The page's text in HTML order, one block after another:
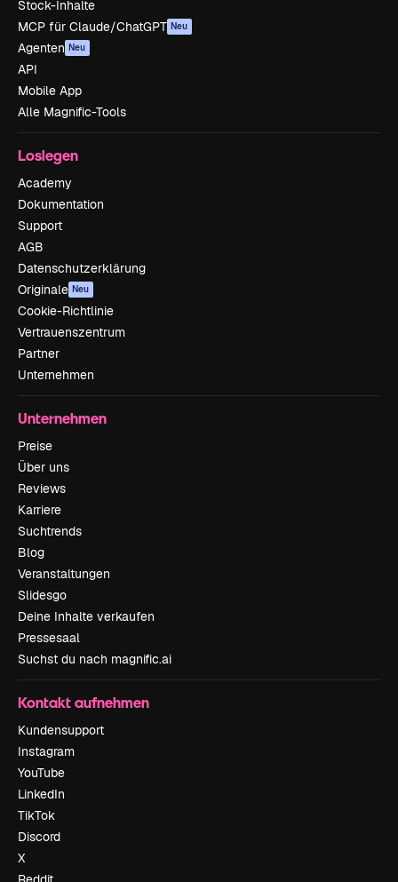
Stock-Inhalte
MCP für Claude/ChatGPT Neu
Agenten Neu
API
Mobile App
Alle Magnific-Tools
Loslegen
Academy
Dokumentation
Support
AGB
Datenschutzerklärung
Originale Neu
Cookie-Richtlinie
Vertrauenszentrum
Partner
Unternehmen
Unternehmen
Preise
Über uns
Reviews
Karriere
Suchtrends
Blog
Veranstaltungen
Slidesgo
Deine Inhalte verkaufen
Pressesaal
Suchst du nach magnific.ai
Kontakt aufnehmen
Kundensupport
Instagram
YouTube
LinkedIn
TikTok
Discord
X